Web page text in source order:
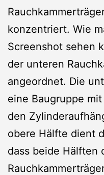
konzentriert. Wie
Screenshot sehen
der unteren
angeordnet. Die
eine Baugruppe
den
obere Hälfte dient
dass beide Hälften